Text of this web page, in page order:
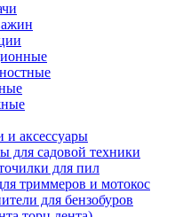
и аксессуары
для садовой техники
для пил
триммеров и мотокос
для бензобуров